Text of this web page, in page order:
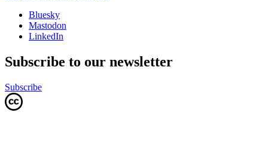
Bluesky
Mastodon
LinkedIn
Subscribe to our newsletter
Subscribe